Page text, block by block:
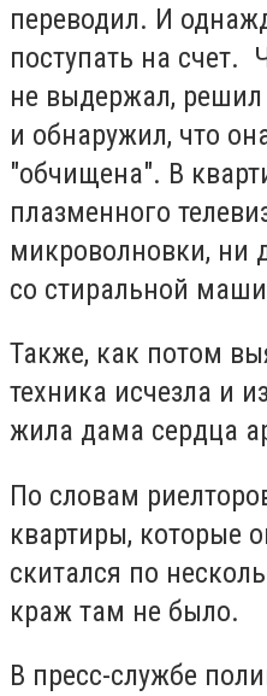
переводил. И
поступать на счет.
не выдержал, решил
и обнаружил, что
"обчищена". В
плазменного
микроволновки, ни
со стиральной
Также, как потом
техника исчезла и
жила дама сердца
По словам
квартиры, которые
скитался по
краж там не было.
В пресс-службе